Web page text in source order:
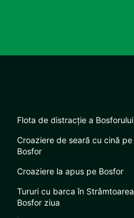
Flota de distracție a Bosforului
Croaziere de seară cu cină pe
Bosfor
Croaziere la apus pe Bosfor
Tururi cu barca în Strâmtoarea
Bosfor ziua